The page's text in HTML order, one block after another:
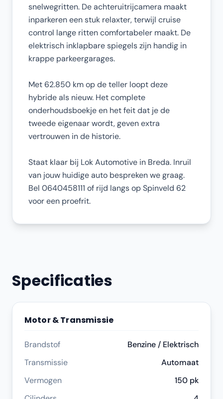
snelwegritten. De achteruitrijcamera maakt
inparkeren een stuk relaxter, terwijl cruise
control lange ritten comfortabeler maakt. De
elektrisch inklapbare spiegels zijn handig in
krappe parkeergarages.
Met 62.850 km op de teller loopt deze
hybride als nieuw. Het complete
onderhoudsboekje en het feit dat je de
tweede eigenaar wordt, geven extra
vertrouwen in de historie.
Staat klaar bij Lok Automotive in Breda. Inruil
van jouw huidige auto bespreken we graag.
Bel 0640458111 of rijd langs op Spinveld 62
voor een proefrit.
Specificaties
Motor & Transmissie
Brandstof
Benzine / Elektrisch
Transmissie
Automaat
Vermogen
150 pk